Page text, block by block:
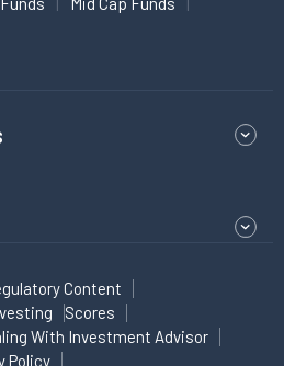
Content
Scores
With Investment Advisor
Policy